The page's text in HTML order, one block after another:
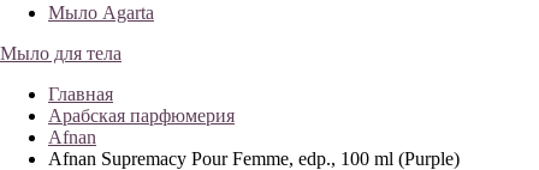
Мыло Agarta
Мыло для тела
Главная
Арабская парфюмерия
Afnan
Afnan Supremacy Pour Femme, edp., 100 ml (Purple)